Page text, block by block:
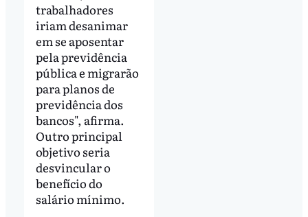
trabalhadores
iriam desanimar
em se aposentar
pela previdência
pública e migrarão
para planos de
previdência dos
bancos", afirma.
Outro principal
objetivo seria
desvincular o
benefício do
salário mínimo.